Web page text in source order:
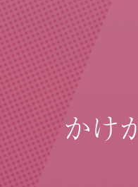
かけ